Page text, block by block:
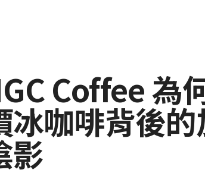
Coffee 為
冰咖啡背後
影